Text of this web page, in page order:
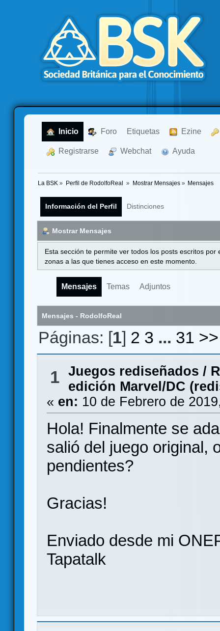
Inicio Foro Etiquetas Ezine
Registrarse Webchat Ayuda
La BSK » Perfil de RodolfoReal » Mostrar Mensajes» Mensajes
Información del Perfil Distinciones
Mostrar Mensajes
Esta sección te permite ver todos los posts escritos
zonas a las que tienes acceso en este momento.
Mensajes Temas Adjuntos
Mensajes - RodolfoReal
Páginas: [1] 2 3 ... 31 >>
1 Juegos rediseñados /
edición Marvel/DC
« en: 10 de Febrero de
Hola! Finalmente se
salió del juego original,
pendientes?
Gracias!
Enviado desde mi
Tapatalk